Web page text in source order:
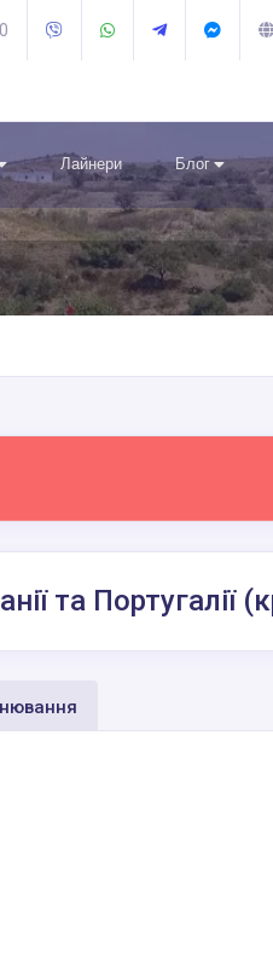
Лайнери Блог
та Португалії